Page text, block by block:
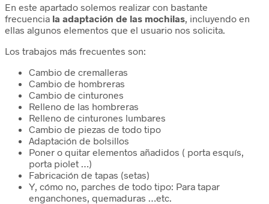
En este apartado solemos realizar con bastante
frecuencia la adaptación de las mochilas , incluyendo en
ellas algunos elementos que el usuario nos solicita.
Los trabajos más frecuentes son:
Cambio de cremalleras
Cambio de hombreras
Cambio de cinturones
Relleno de las hombreras
Relleno de cinturones lumbares
Cambio de piezas de todo tipo
Adaptación de bolsillos
Poner o quitar elementos añadidos ( porta esquís,
porta piolet …)
Fabricación de tapas (setas)
Y, cómo no, parches de todo tipo: Para tapar
enganchones, quemaduras …etc.